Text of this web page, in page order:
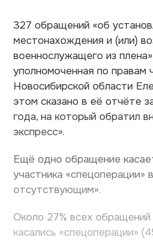
327 обращений «об
местонахождения и (или)
военнослужащего из
уполномоченная по правам
Новосибирской области
этом сказано в её отчёте
года, на который обратил
экспресс».
Ещё одно обращение
участника «спецоперации»
отсутствующим».
Около 27% всех
касались «спецоперации»